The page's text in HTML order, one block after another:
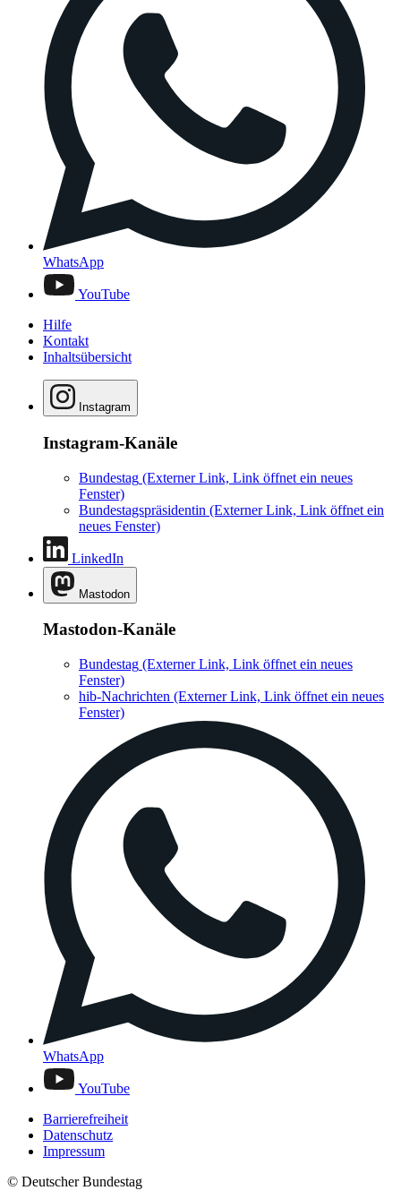
WhatsApp
YouTube
Hilfe
Kontakt
Inhaltsübersicht
Instagram
Instagram-Kanäle
Bundestag (Externer Link, Link öffnet ein neues
Fenster)
Bundestagspräsidentin (Externer Link, Link öffnet ein
neues Fenster)
LinkedIn
Mastodon
Mastodon-Kanäle
Bundestag (Externer Link, Link öffnet ein neues
Fenster)
hib-Nachrichten (Externer Link, Link öffnet ein neues
Fenster)
WhatsApp
YouTube
Barrierefreiheit
Datenschutz
Impressum
© Deutscher Bundestag